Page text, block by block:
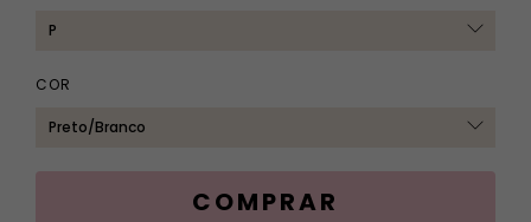
COR